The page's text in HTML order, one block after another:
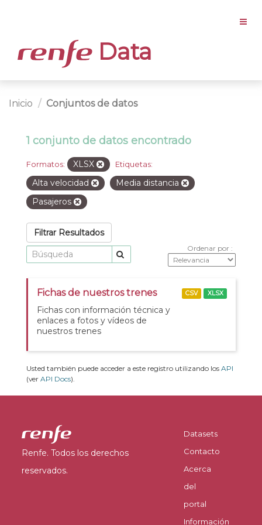
Data
Inicio Conjuntos de datos
1 conjunto de datos encontrado
Formatos: XLSX Etiquetas:
Alta velocidad
Media distancia
Pasajeros
Filtrar Resultados
Ordenar por
Fichas de nuestros trenes
Fichas con información técnica y
enlaces a fotos y vídeos de
nuestros trenes
CSV XLSX
Usted también puede acceder a este registro utilizando los API
(ver API Docs).
Renfe. Todos los derechos
reservados.
Datasets
Contacto
Acerca
del
portal
Información